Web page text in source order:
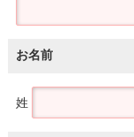
お名前
姓